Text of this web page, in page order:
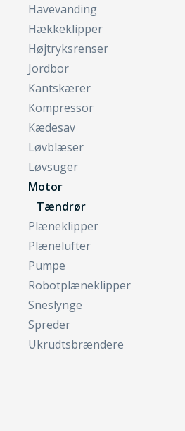
Havevanding
Hækkeklipper
Højtryksrenser
Jordbor
Kantskærer
Kompressor
Kædesav
Løvblæser
Løvsuger
Motor
Tændrør
Plæneklipper
Plænelufter
Pumpe
Robotplæneklipper
Sneslynge
Spreder
Ukrudtsbrændere